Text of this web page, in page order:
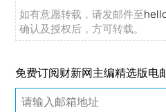
如有意愿转载，请发邮件至
确认及授权后，方可转载。
免费订阅财新网主编精选版电